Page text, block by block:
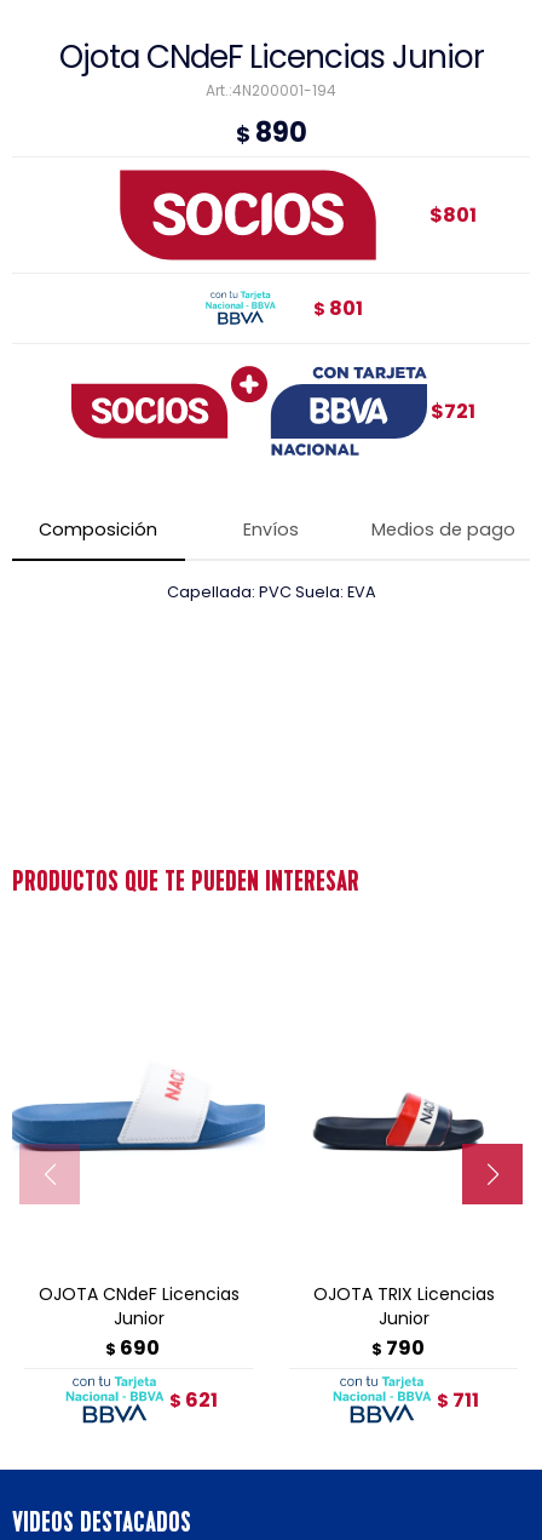
Ojota CNdeF Licencias Junior
4N200001-194
$ 890
$721
$801
$ 801
Composición Envíos Medios de pago
Capellada: PVC Suela: EVA
PRODUCTOS QUE TE PUEDEN INTERESAR
OJOTA CNdeF Licencias
Junior
$ 690
$ 621
OJOTA TRIX Licencias
Junior
$ 790
$ 711
VIDEOS DESTACADOS